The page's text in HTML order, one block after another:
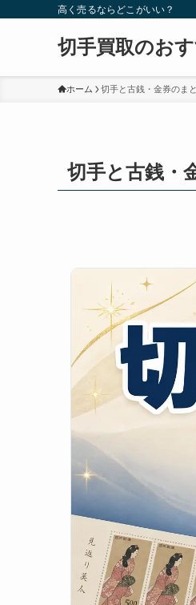
高く売るならどこがいい？
切手買取のお
ホーム 切手と古銭・金券のま
切手と古銭・